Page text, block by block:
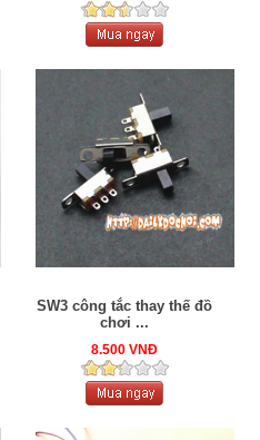
SW3 công tắc thay thế đồ
chơi ...
8.500 VNĐ